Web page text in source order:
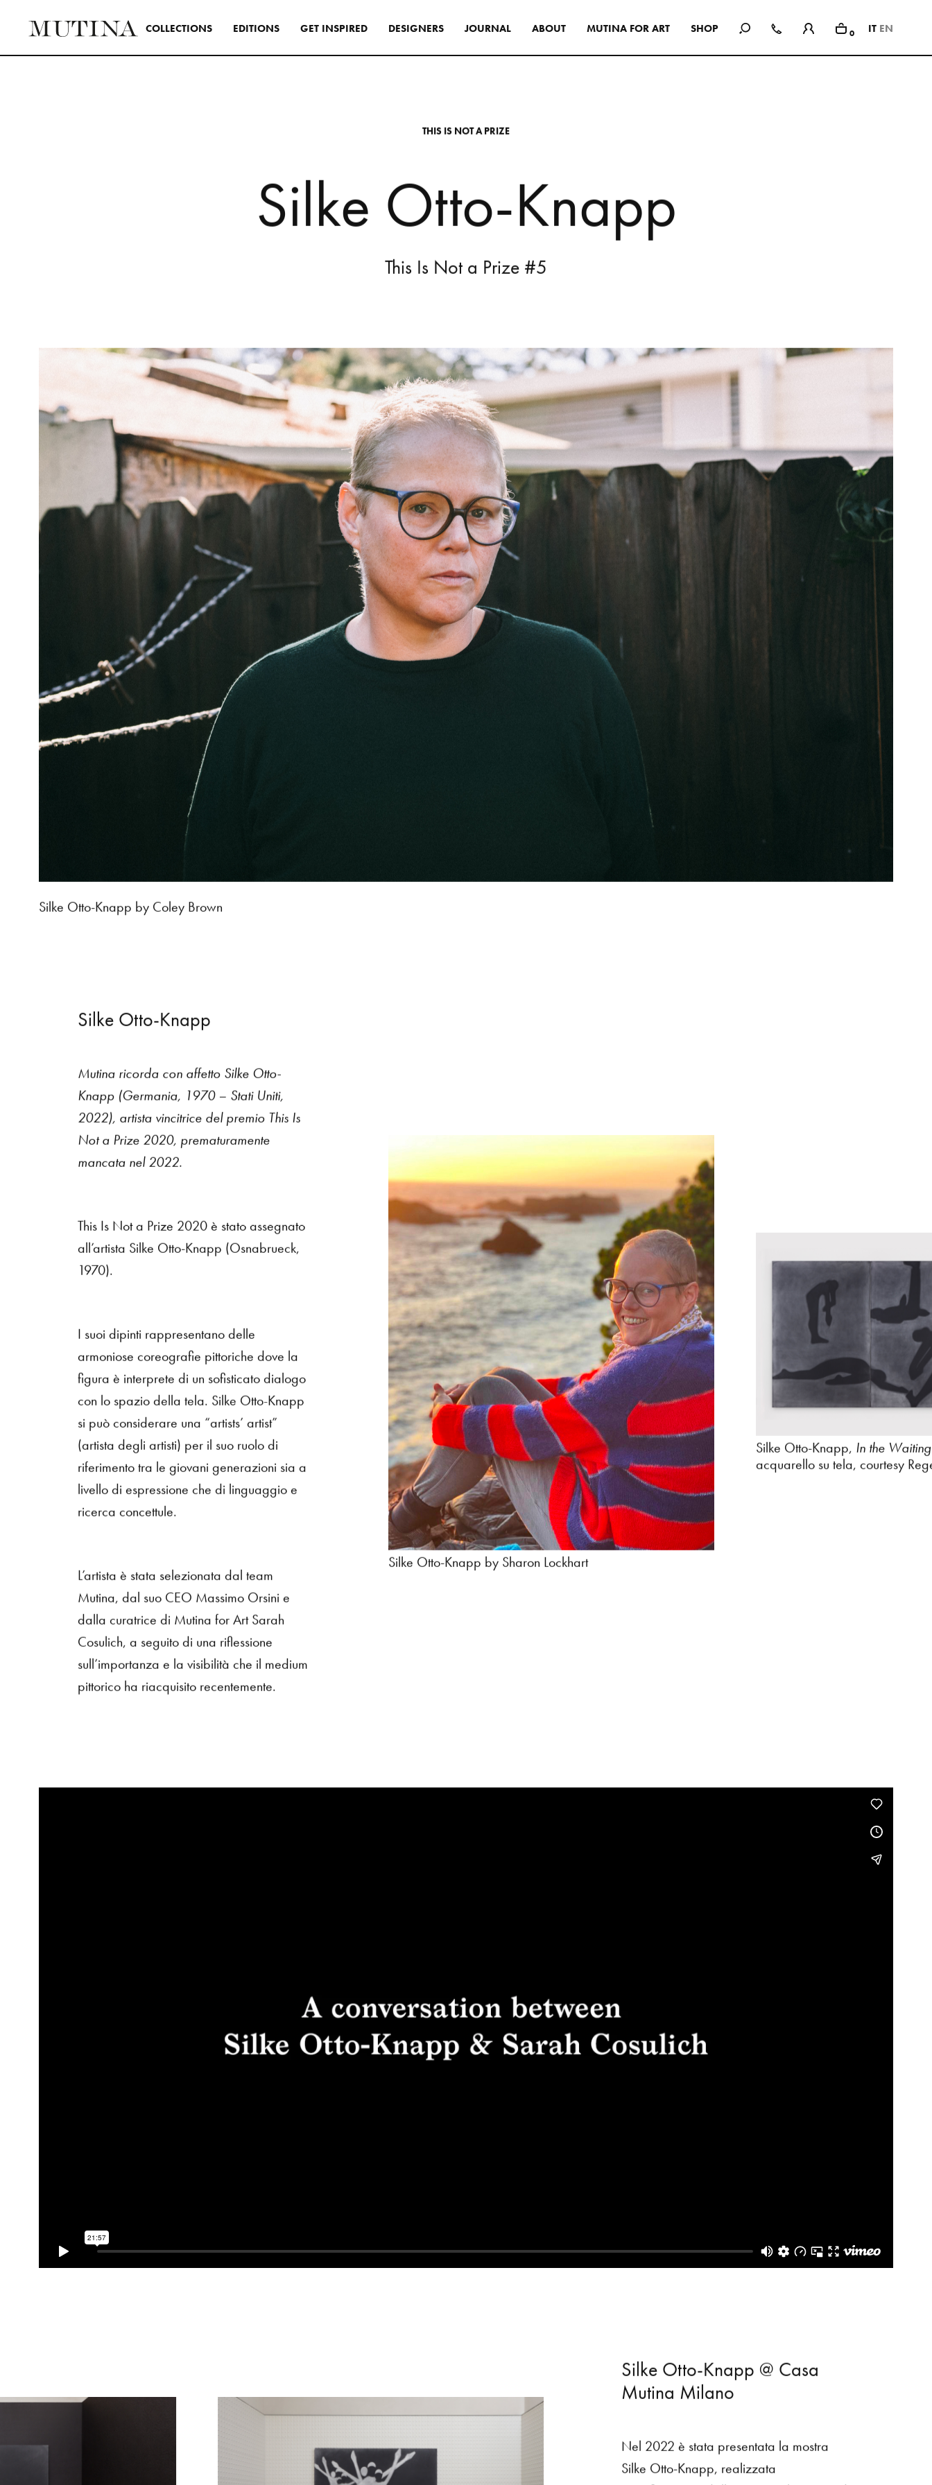
COLLECTIONS EDITIONS GET INSPIRED
SEE ALL INSPIRATIONS
DESIGNERS JOURNAL ABOUT MUTINA FOR ART SHOP 0 IT EN
THIS IS N O T A P RIZE
Silke Otto-Knapp
This Is Not a Prize #5
Silke Otto-Knapp by Coley Brown
Silke Otto-Knapp
Mutina ricorda con affetto Silke Otto-
Knapp (Germania, 1970 – Stati Uniti,
2022), artista vincitrice del premio This Is
Not a Prize 2020, prematuramente
mancata nel 2022.
This Is Not a Prize 2020 è stato assegnato
all’artista Silke Otto-Knapp (Osnabrueck,
1970).
I suoi dipinti rappresentano delle
armoniose coreografie pittoriche dove la
figura è interprete di un sofisticato dialogo
con lo spazio della tela. Silke Otto-Knapp
si può considerare una “artists’ artist”
(artista degli artisti) per il suo ruolo di
riferimento tra le giovani generazioni sia a
livello di espressione che di linguaggio e
ricerca concettule.
L’artista è stata selezionata dal team
Mutina, dal suo CEO Massimo Orsini e
dalla curatrice di Mutina for Art Sarah
Cosulich, a seguito di una riflessione
sull’importanza e la visibilità che il medium
pittorico ha riacquisito recentemente.
Silke Otto-Knapp by Sharon Lockhart
Silke Otto-Knapp, In the
acquarello su tela, courtesy
Silke Otto-Knapp @ Casa
Mutina Milano
Nel 2022 è stata presentata la mostra
Silke Otto-Knapp, realizzata